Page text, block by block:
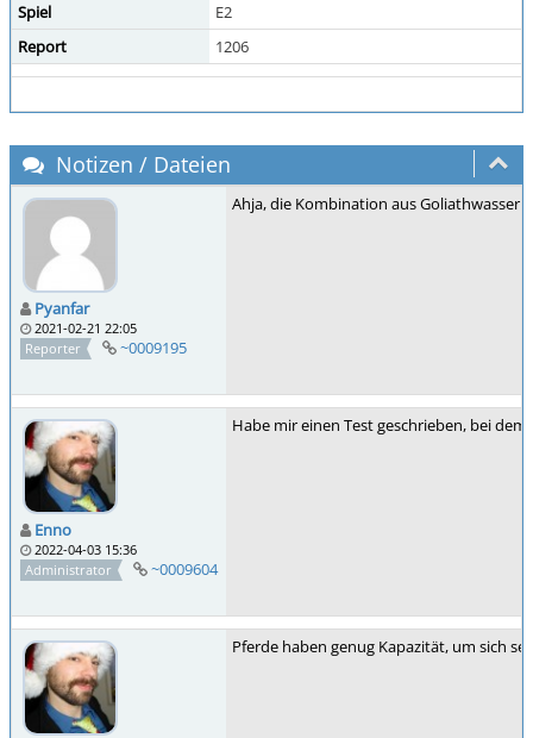
Spiel
E2
Report
1206
Notizen / Dateien
Pyanfar
2021-02-21 22:05
Reporter
~0009195
Ahja, die Kombination aus Goliathwasser
Enno
2022-04-03 15:36
Administrator
~0009604
Habe mir einen Test geschrieben, bei
Pferde haben genug Kapazität, um sich